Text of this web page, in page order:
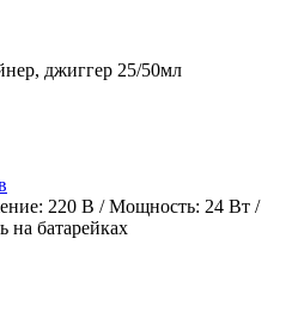
джиггер 25/50мл
220 В / Мощность: 24 Вт /
на батарейках